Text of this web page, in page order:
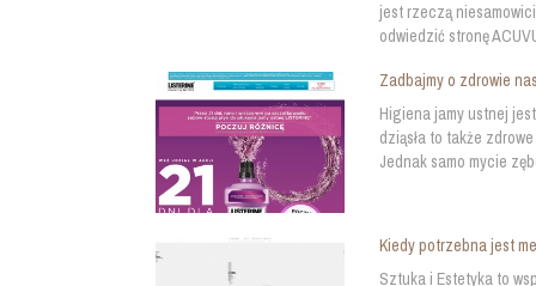
jest rzeczą
odwiedzić stronę
Zadbajmy o zdrowie
Higiena jamy ustnej
dziąsła to także
Jednak samo mycie
Kiedy potrzebna jest
Sztuka i Estetyka to